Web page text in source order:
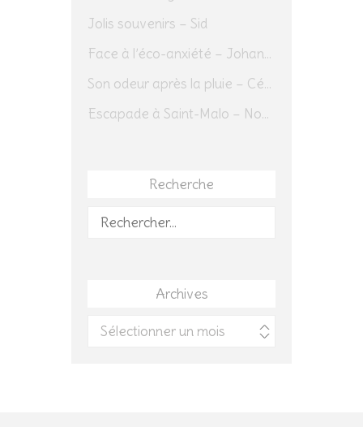
Jolis souvenirs – Sid
Face à l’éco-anxiété – Johannes Herrmann
Son odeur après la pluie – Cédric Sapin-Defour
Escapade à Saint-Malo – Novembre 2025 – Jour 1
Recherche
Rechercher :
Archives
Archives